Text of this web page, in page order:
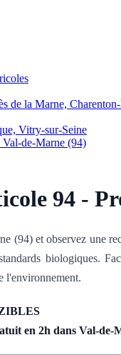
de la Marne,
Vitry-sur-Seine
de-Marne (94)
94 -
(94) et observez une
biologiques.
l'environnement.
en 2h dans Val-de-